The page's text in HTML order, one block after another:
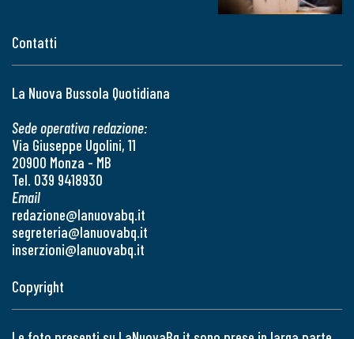
Contatti
La Nuova Bussola Quotidiana
Sede operativa redazione:
Via Giuseppe Ugolini, 11
20900 Monza - MB
Tel. 039 9418930
Email
redazione@lanuovabq.it
segreteria@lanuovabq.it
inserzioni@lanuovabq.it
Copyright